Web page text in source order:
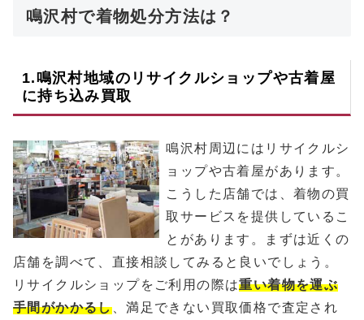
鳴沢村で着物処分方法は？
1.鳴沢村地域のリサイクルショップや古着屋
に持ち込み買取
鳴沢村周辺にはリサイクルシ
ョップや古着屋があります。
こうした店舗では、着物の買
取サービスを提供しているこ
とがあります。まずは近くの
店舗を調べて、直接相談してみると良いでしょう。
リサイクルショップをご利用の際は重い着物を運ぶ
手間がかかるし、満足できない買取価格で査定され